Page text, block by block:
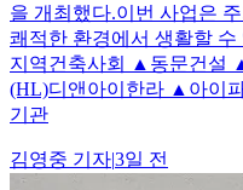
을 개최했다.이번 사업은
쾌적한 환경에서 생활할
지역건축사회 ▲동문건설
(HL)디앤아이한라 ▲아이
기관
김영중 기자|3일 전